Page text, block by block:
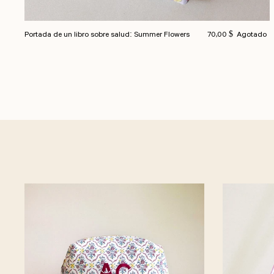
Portada de un libro sobre salud: Summer Flowers Precio habitual
70,00 $ Agotado